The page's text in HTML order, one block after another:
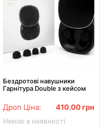
Бездротові навушники
Гарнітура Double з кейсом
Рожеві
Дроп Ціна: 410.00 грн
Немає в наявності